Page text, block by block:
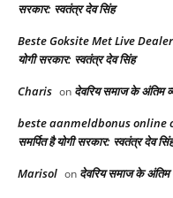
सरकार: स्वतंत्र देव सिंह
Beste Goksite Met Live Dealer
योगी सरकार: स्वतंत्र देव सिंह
Charis on देवरिय समाज के अंतिम
beste aanmeldbonus online
समर्पित है योगी सरकार: स्वतंत्र देव सिंह
Marisol on देवरिय समाज के अंतिम